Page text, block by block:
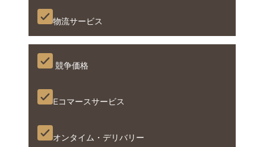
物流サービス
競争価格
Eコマースサービス
オンタイム・デリバリー